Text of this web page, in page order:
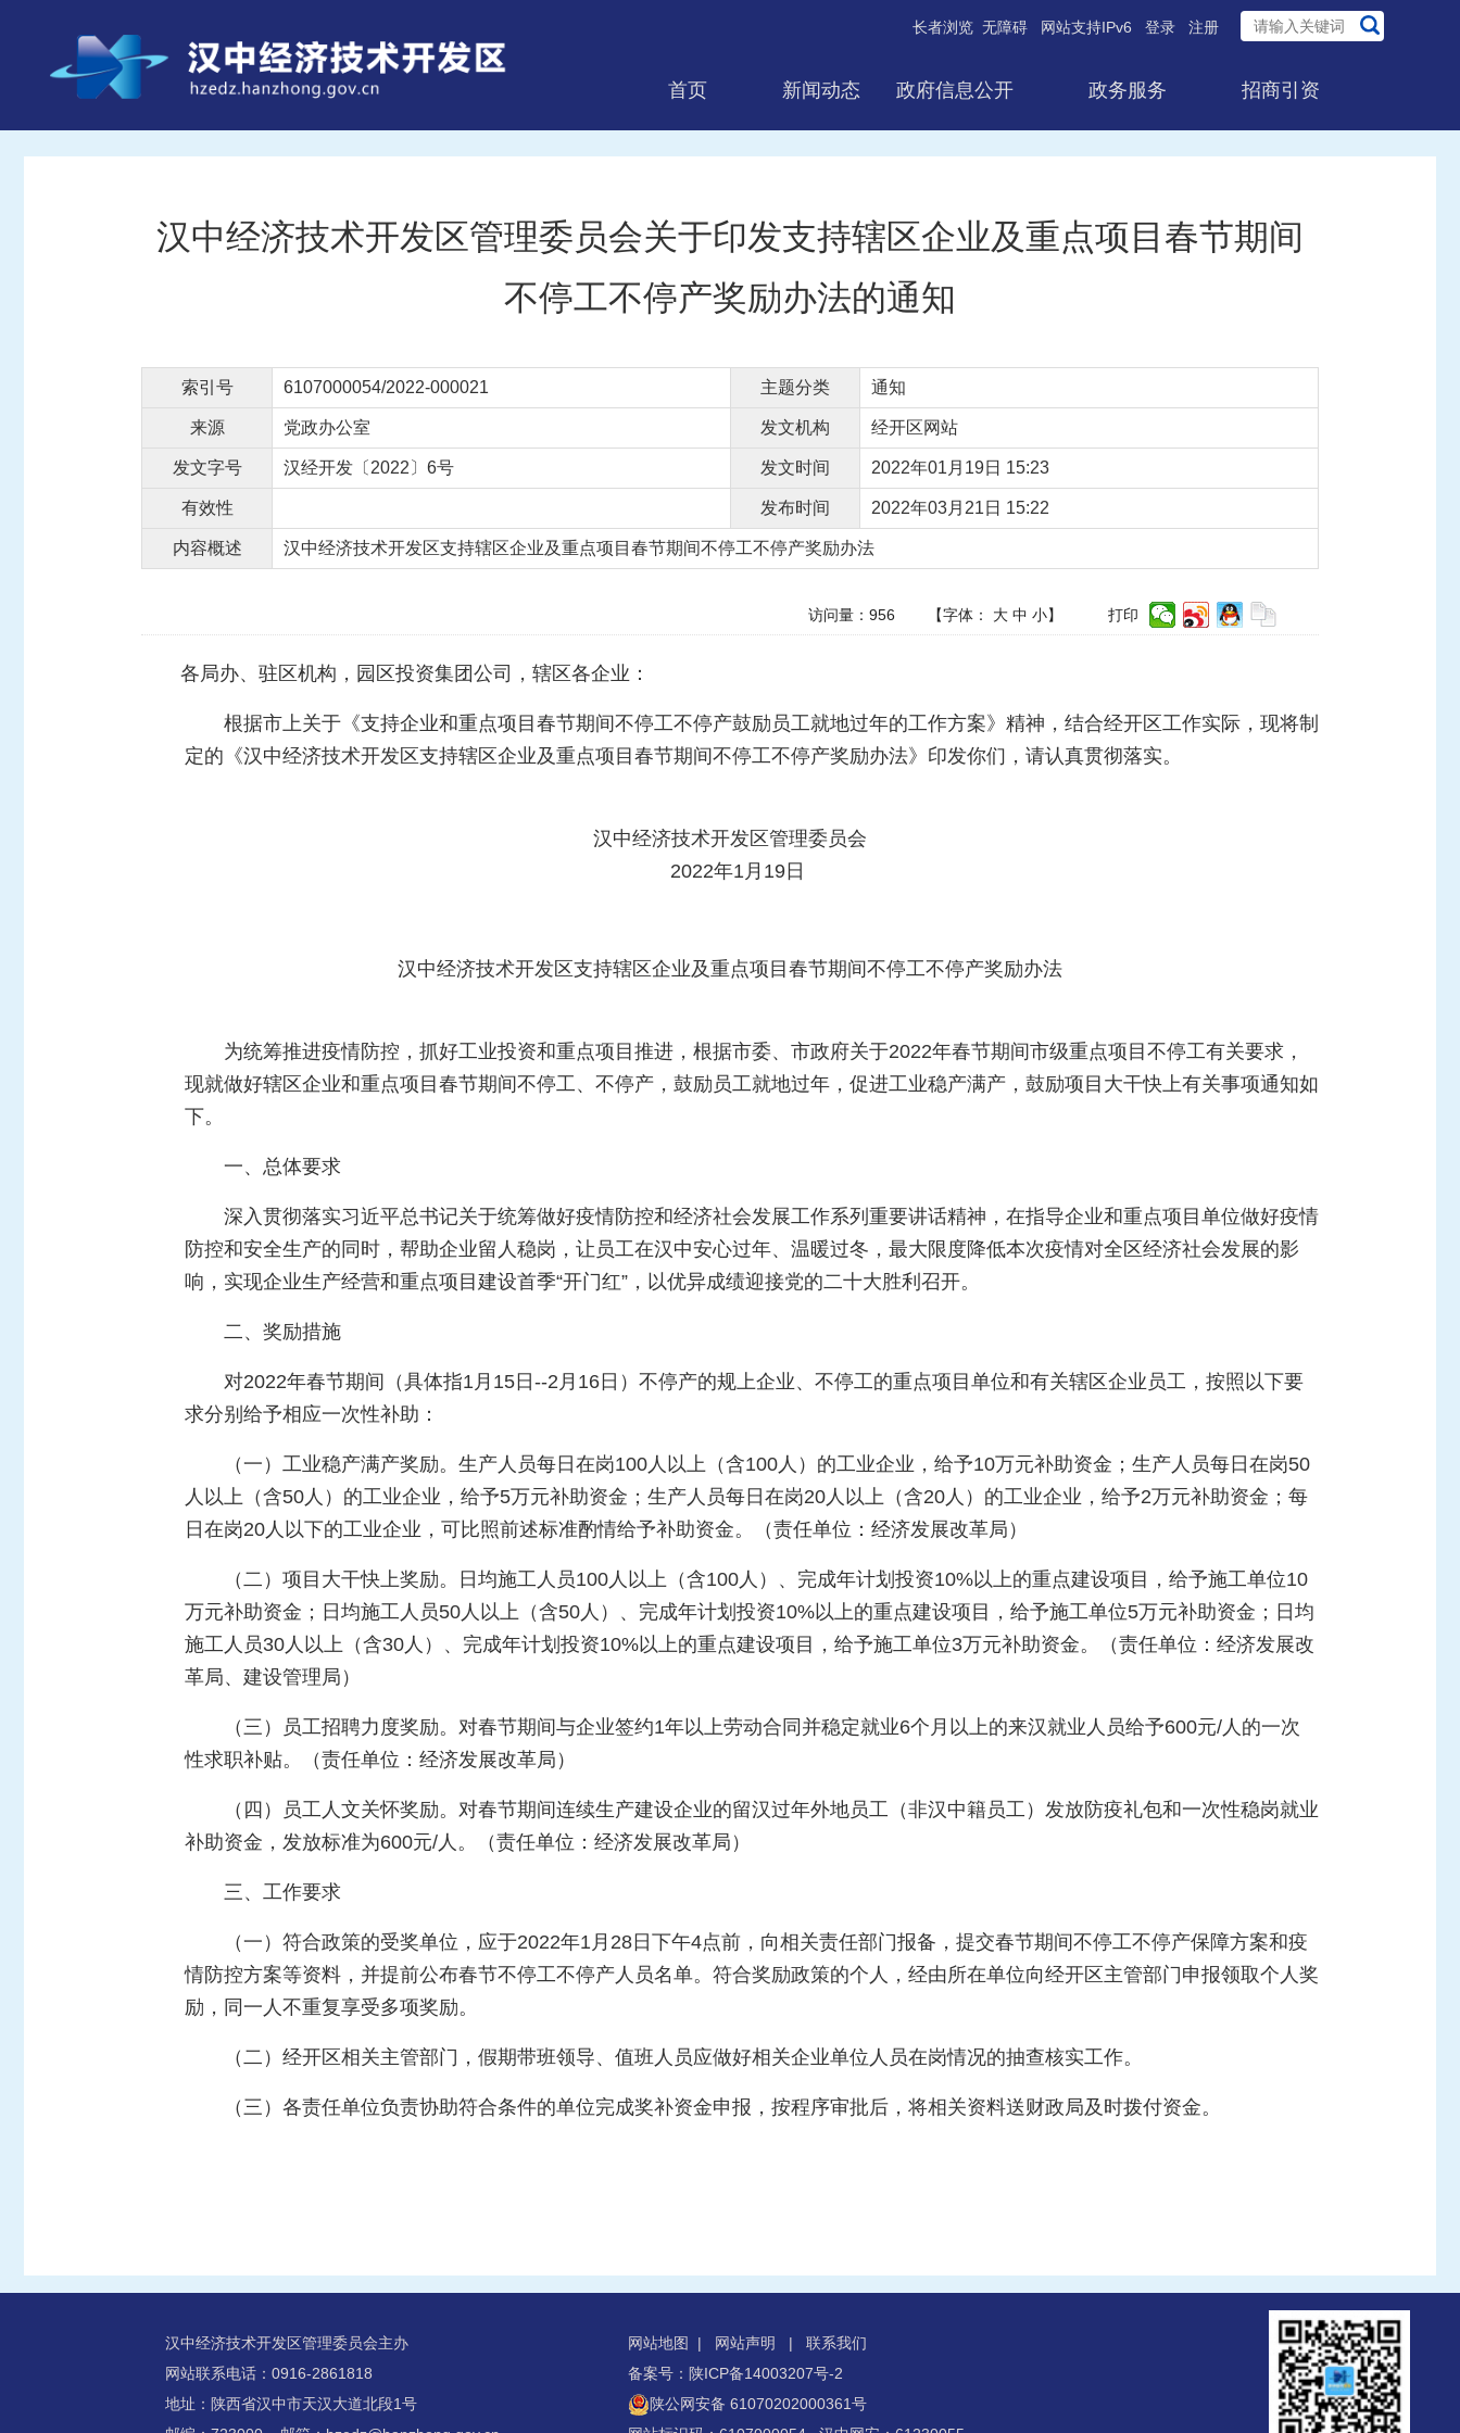
长者浏览 无障碍 网站支持IPv6 登录 注册
首页 新闻动态 政府信息公开 政务服务 招商引资
汉中经济技术开发区管理委员会关于印发支持辖区企业及重点项目春节期间
不停工不停产奖励办法的通知
索引号 6107000054/2022-000021 主题分类 通知
来源 党政办公室 发文机构 经开区网站
发文字号 汉经开发〔2022〕6号 发文时间 2022年01月19日 15:23
有效性 发布时间 2022年03月21日 15:22
内容概述 汉中经济技术开发区支持辖区企业及重点项目春节期间不停工不停产奖励办法
访问量： 956 【字体： 大 中 小】 打印
各局办、驻区机构，园区投资集团公司，辖区各企业：
根据市上关于《支持企业和重点项目春节期间不停工不停产鼓励员工就地过年的工作方案》精神，结合经开区工作实际，现将制
定的《汉中经济技术开发区支持辖区企业及重点项目春节期间不停工不停产奖励办法》印发你们，请认真贯彻落实。
汉中经济技术开发区管理委员会
2022年1月19日
汉中经济技术开发区支持辖区企业及重点项目春节期间不停工不停产奖励办法
为统筹推进疫情防控，抓好工业投资和重点项目推进，根据市委、市政府关于2022年春节期间市级重点项目不停工有关要求，
现就做好辖区企业和重点项目春节期间不停工、不停产，鼓励员工就地过年，促进工业稳产满产，鼓励项目大干快上有关事项通知如
下。
一、总体要求
深入贯彻落实习近平总书记关于统筹做好疫情防控和经济社会发展工作系列重要讲话精神，在指导企业和重点项目单位做好疫情
防控和安全生产的同时，帮助企业留人稳岗，让员工在汉中安心过年、温暖过冬，最大限度降低本次疫情对全区经济社会发展的影
响，实现企业生产经营和重点项目建设首季“开门红”，以优异成绩迎接党的二十大胜利召开。
二、奖励措施
对2022年春节期间（具体指1月15日--2月16日）不停产的规上企业、不停工的重点项目单位和有关辖区企业员工，按照以下要
求分别给予相应一次性补助：
（一）工业稳产满产奖励。生产人员每日在岗100人以上（含100人）的工业企业，给予10万元补助资金；生产人员每日在岗50
人以上（含50人）的工业企业，给予5万元补助资金；生产人员每日在岗20人以上（含20人）的工业企业，给予2万元补助资金；每
日在岗20人以下的工业企业，可比照前述标准酌情给予补助资金。（责任单位：经济发展改革局）
（二）项目大干快上奖励。日均施工人员100人以上（含100人）、完成年计划投资10%以上的重点建设项目，给予施工单位10
万元补助资金；日均施工人员50人以上（含50人）、完成年计划投资10%以上的重点建设项目，给予施工单位5万元补助资金；日均
施工人员30人以上（含30人）、完成年计划投资10%以上的重点建设项目，给予施工单位3万元补助资金。（责任单位：经济发展改
革局、建设管理局）
（三）员工招聘力度奖励。对春节期间与企业签约1年以上劳动合同并稳定就业6个月以上的来汉就业人员给予600元/人的一次
性求职补贴。（责任单位：经济发展改革局）
（四）员工人文关怀奖励。对春节期间连续生产建设企业的留汉过年外地员工（非汉中籍员工）发放防疫礼包和一次性稳岗就业
补助资金，发放标准为600元/人。（责任单位：经济发展改革局）
三、工作要求
（一）符合政策的受奖单位，应于2022年1月28日下午4点前，向相关责任部门报备，提交春节期间不停工不停产保障方案和疫
情防控方案等资料，并提前公布春节不停工不停产人员名单。符合奖励政策的个人，经由所在单位向经开区主管部门申报领取个人奖
励，同一人不重复享受多项奖励。
（二）经开区相关主管部门，假期带班领导、值班人员应做好相关企业单位人员在岗情况的抽查核实工作。
（三）各责任单位负责协助符合条件的单位完成奖补资金申报，按程序审批后，将相关资料送财政局及时拨付资金。
汉中经济技术开发区管理委员会主办
网站联系电话：0916-2861818
地址：陕西省汉中市天汉大道北段1号
网站地图 | 网站声明 | 联系我们
备案号：陕ICP备14003207号-2
陕公网安备 61070202000361号